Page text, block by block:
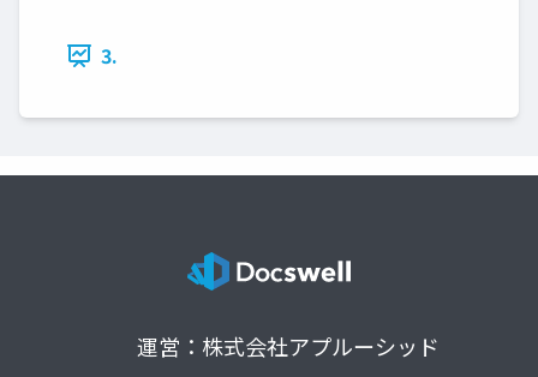
3.
運営：株式会社アプルーシッド